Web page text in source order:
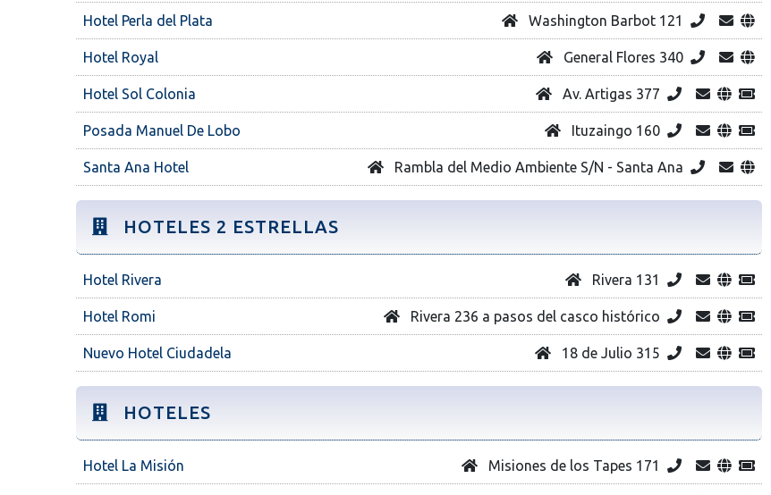
Hotel Perla del Plata Washington Barbot 121
Hotel Royal General Flores 340
Hotel Sol Colonia Av. Artigas 377
Posada Manuel De Lobo Ituzaingo 160
Santa Ana Hotel Rambla del Medio Ambiente S/N - Santa Ana
HOTELES 2 ESTRELLAS
Hotel Rivera Rivera 131
Hotel Romi Rivera 236 a pasos del casco histórico
Nuevo Hotel Ciudadela 18 de Julio 315
HOTELES
Hotel La Misión Misiones de los Tapes 171